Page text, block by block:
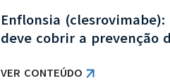
Enflonsia
deve cobrir a prevenção
VER CONTEÚDO